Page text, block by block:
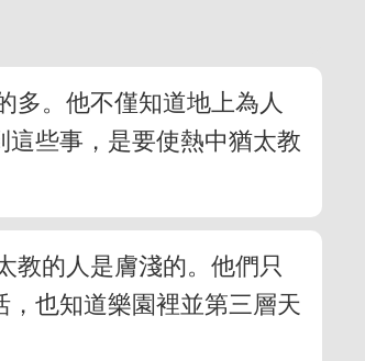
多。他不僅知道地上為人
些事，是要使熱中猶太教
教的人是膚淺的。他們只
也知道樂園裡並第三層天